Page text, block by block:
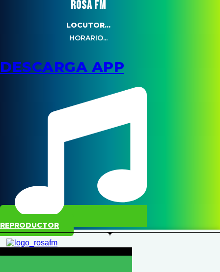
ROSA FM
LOCUTOR...
HORARIO...
DESCARGA APP
REPRODUCTOR